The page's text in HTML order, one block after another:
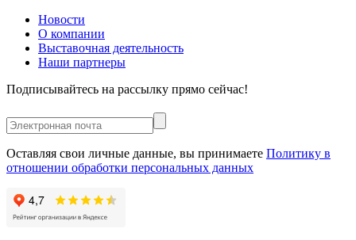
Новости
О компании
Выставочная деятельность
Наши партнеры
Подписывайтесь на рассылку прямо сейчас!
Оставляя свои личные данные, вы принимаете Политику в
отношении обработки персональных данных